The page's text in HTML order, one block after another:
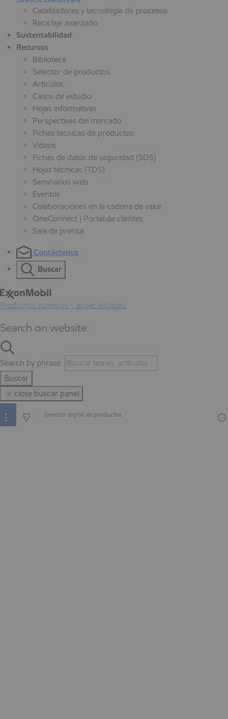
Catalizadores y tecnología de procesos
Reciclaje avanzado
Sustentabilidad
Recursos
Biblioteca
Selector de productos
Artículos
Casos de estudio
Hojas informativas
Perspectivas del mercado
Fichas técnicas de productos
Videos
Fichas de datos de seguridad (SDS)
Hojas técnicas (TDS)
Seminarios web
Eventos
Colaboraciones en la cadena de valor
OneConnect | Portal de clientes
Sala de prensa
Contáctenos
Buscar
Productos químicos y especialidades
Search on website:
Search by phrase:
Buscar
close buscar panel
Selector digital de productos